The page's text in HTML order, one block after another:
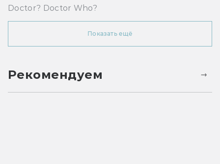
Doctor? Doctor Who?
Показать ещё
Рекомендуем